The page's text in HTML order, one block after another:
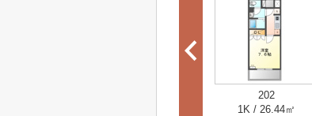
202
1K / 26.44㎡